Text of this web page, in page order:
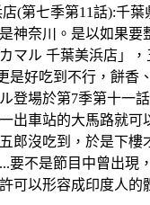
(第七季第11話):千葉
神奈川。是以如果
マル 千葉美浜店」
是好吃到不行，餅香
登場於第7季第十一
出車站的大馬路就
郎沒吃到，於是下
要不是節目中曾出現
可以形容成印度人